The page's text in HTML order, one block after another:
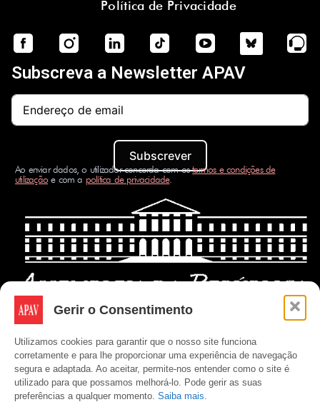
Gerir o Consentimento
Utilizamos cookies para garantir que o nosso site funciona
corretamente e para lhe proporcionar uma experiência de navegação
segura e adaptada. Ao aceitar, permite-nos entender como o site é
utilizado para que possamos melhorá-lo. Pode gerir as suas
preferências a qualquer momento. Saiba mais.
Política de Privacidade
Subscreva a Newsletter APAV
Subscrever
Ao enviar dados, o utilizador concorda com ostermos e condições de
utilizaçãoe com a política de privacidade.